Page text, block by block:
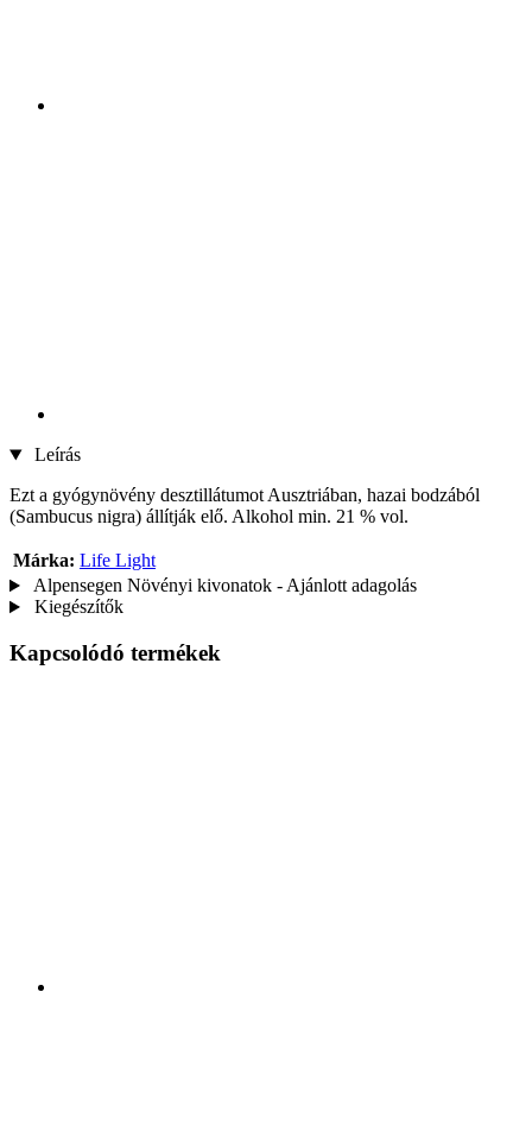
Leírás
Ezt a gyógynövény desztillátumot Ausztriában, hazai bodzából
(Sambucus nigra) állítják elő. Alkohol min. 21 % vol.
Márka: Life Light
Alpensegen Növényi kivonatok - Ajánlott adagolás
Kiegészítők
Kapcsolódó termékek